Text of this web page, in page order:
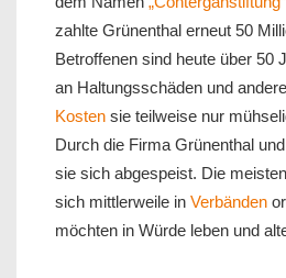
zahlte Grünenthal erneut 50
Betroffenen sind heute über 50
an Haltungsschäden und
Kosten sie teilweise nur
Durch die Firma Grünenthal
sie sich abgespeist. Die
sich mittlerweile in Verbänden
möchten in Würde leben und